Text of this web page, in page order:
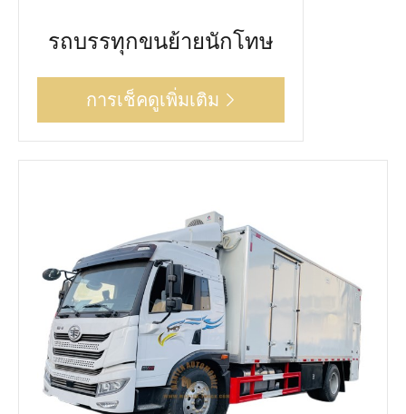
รถบรรทุกขนย้ายนักโทษ
การเช็คดูเพิ่มเติม 